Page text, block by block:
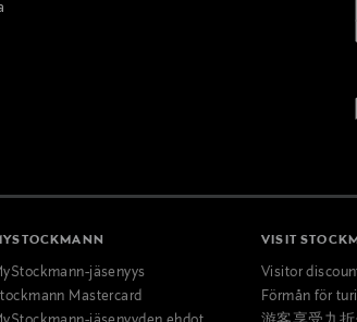
jäsenyys
Mastercard
VISIT
Visitor
Förmån för